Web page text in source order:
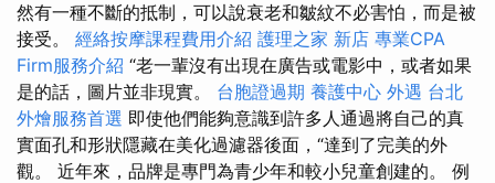
然有一種不斷的抵制，可以說衰老和皺紋不必害怕，而是被
接受。 經絡按摩課程費用介紹 護理之家 新店 專業CPA
Firm服務介紹 “老一輩沒有出現在廣告或電影中，或者如果
是的話，圖片並非現實。 台胞證過期 養護中心 外遇 台北
外燴服務首選 即使他們能夠意識到許多人通過將自己的真
實面孔和形狀隱藏在美化過濾器後面，“達到了完美的外
觀。 近年來，品牌是專門為青少年和較小兒童創建的。 例